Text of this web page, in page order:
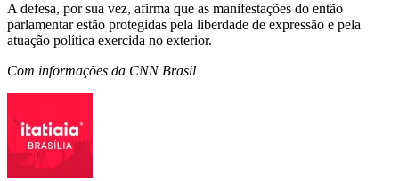
A defesa, por sua vez, afirma que as manifestações do então
parlamentar estão protegidas pela liberdade de expressão e pela
atuação política exercida no exterior.
Com informações da CNN Brasil